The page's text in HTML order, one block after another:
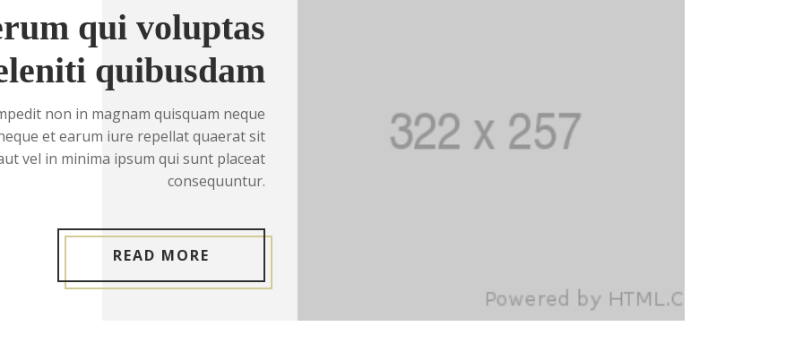
qui voluptas
quibusdam
non in magnam quisquam neque
et earum iure repellat quaerat sit
vel in minima ipsum qui sunt placeat
consequuntur.
READ MORE